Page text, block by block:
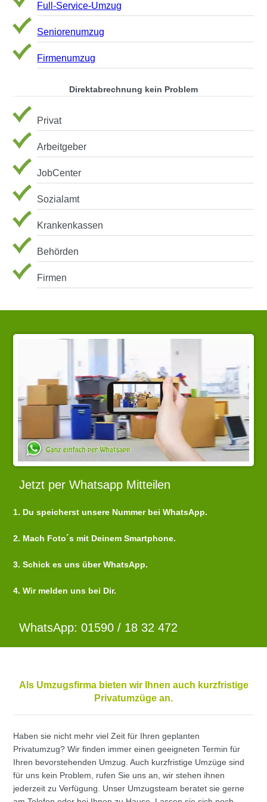
Full-Service-Umzug
Seniorenumzug
Firmenumzug
Direktabrechnung kein Problem
Privat
Arbeitgeber
JobCenter
Sozialamt
Krankenkassen
Behörden
Firmen
Jetzt per Whatsapp Mitteilen
1. Du speicherst unsere Nummer bei WhatsApp.
2. Mach Foto´s mit Deinem Smartphone.
3. Schick es uns über WhatsApp.
4. Wir melden uns bei Dir.
WhatsApp: 01590 / 18 32 472
Als Umzugsfirma bieten wir Ihnen auch kurzfristige
Privatumzüge an.
Haben sie nicht mehr viel Zeit für Ihren geplanten
Privatumzug? Wir finden immer einen geeigneten Termin für
Ihren bevorstehenden Umzug. Auch kurzfristige Umzüge sind
für uns kein Problem, rufen Sie uns an, wir stehen ihnen
jederzeit zu Verfügung. Unser Umzugsteam beratet sie gerne